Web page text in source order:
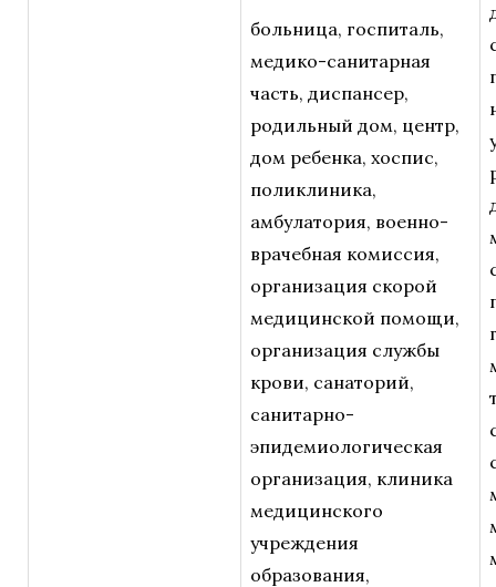
больница, госпиталь,
медико-санитарная
часть, диспансер,
родильный дом, центр,
дом ребенка, хоспис,
поликлиника,
амбулатория, военно-
врачебная комиссия,
организация скорой
медицинской помощи,
организация службы
крови, санаторий,
санитарно-
эпидемиологическая
организация, клиника
медицинского
учреждения
образования,